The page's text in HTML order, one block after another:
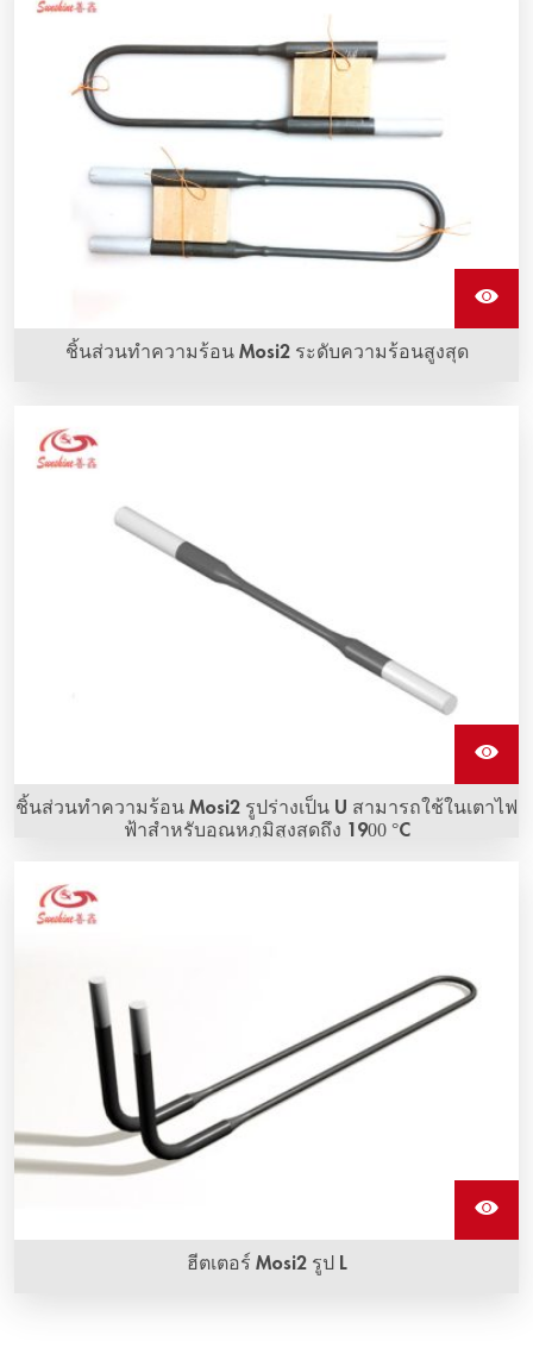
ทนต่อการออกซิเดชันที่อุณหภูมิสูงมาก
ชิ้นส่วนทำความร้อน Mosi2 ระดับความร้อนสูงสุด
ชิ้นส่วนทำความร้อน Mosi2 รูปร่างเป็น U สามารถใช้ในเตาไฟ
ฟ้าสำหรับอุณหภูมิสูงสุดถึง 1900 °C
ฮีตเตอร์ Mosi2 รูป L